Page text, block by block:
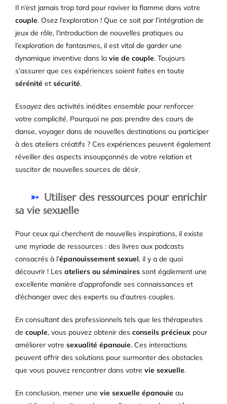
Il n’est jamais trop tard pour raviver la flamme dans votre
couple. Osez l’exploration ! Que ce soit par l’intégration de
jeux de rôle, l’introduction de nouvelles pratiques ou
l’exploration de fantasmes, il est vital de garder une
dynamique inventive dans la vie de couple. Toujours
s’assurer que ces expériences soient faites en toute
sérénité et sécurité.
Essayez des activités inédites ensemble pour renforcer
votre complicité. Pourquoi ne pas prendre des cours de
danse, voyager dans de nouvelles destinations ou participer
à des ateliers créatifs ? Ces expériences peuvent également
réveiller des aspects insoupçonnés de votre relation et
susciter de nouvelles sources de désir.
Utiliser des ressources pour enrichir
sa vie sexuelle
Pour ceux qui cherchent de nouvelles inspirations, il existe
une myriade de ressources : des livres aux podcasts
consacrés à l’épanouissement sexuel, il y a de quoi
découvrir ! Les ateliers ou séminaires sont également une
excellente manière d’approfondir ses connaissances et
d’échanger avec des experts ou d’autres couples.
En consultant des professionnels tels que les thérapeutes
de couple, vous pouvez obtenir des conseils précieux pour
améliorer votre sexualité épanouie. Ces interactions
peuvent offrir des solutions pour surmonter des obstacles
que vous pouvez rencontrer dans votre vie sexuelle.
En conclusion, mener une vie sexuelle épanouie au